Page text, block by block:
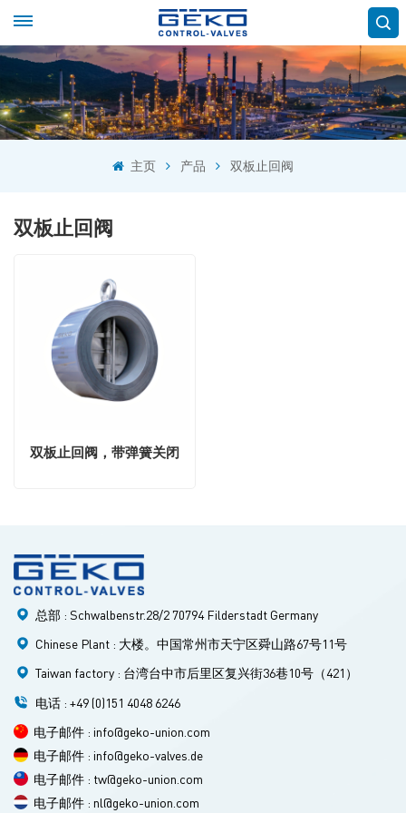
主页 产品 双板止回阀
双板止回阀
双板止回阀，带弹簧关闭
总部 : Schwalbenstr.28/2 70794 Filderstadt Germany
Chinese Plant : 大楼。中国常州市天宁区舜山路67号11号
Taiwan factory : 台湾台中市后里区复兴街36巷10号（421）
电话 : +49 (0)151 4048 6246
电子邮件 : info@geko-union.com
电子邮件 : info@geko-valves.de
电子邮件 : tw@geko-union.com
电子邮件 : nl@geko-union.com